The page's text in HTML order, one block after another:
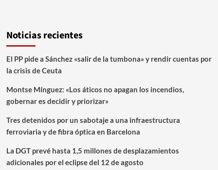
Noticias recientes
El PP pide a Sánchez «salir de la tumbona» y rendir cuentas por
la crisis de Ceuta
Montse Mínguez: «Los áticos no apagan los incendios,
gobernar es decidir y priorizar»
Tres detenidos por un sabotaje a una infraestructura
ferroviaria y de fibra óptica en Barcelona
La DGT prevé hasta 1,5 millones de desplazamientos
adicionales por el eclipse del 12 de agosto